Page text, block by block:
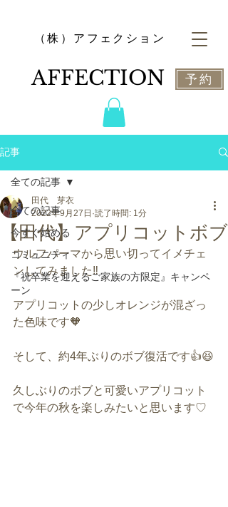
​（株）アフェクション
​AFFECTION 予約
記事
全ての記事
今すぐ始める
コミュニティ
『祝卒業を迎えるご家族の方限定』キャンペ
ーン
全ての記事
【田代】アプリコットボブ
田代 芽衣
2022年9月27日 読了時間: 1分
ウルフパーマから思い切ってイメチェ
ンしてみました‼️
アプリコットの少しオレンジが混ざっ
た色味です🧡
そして、約4年ぶりのボブ復活です👍😆
久しぶりのボブと可愛いアプリコット
で今年の秋を楽しみたいと思います♡